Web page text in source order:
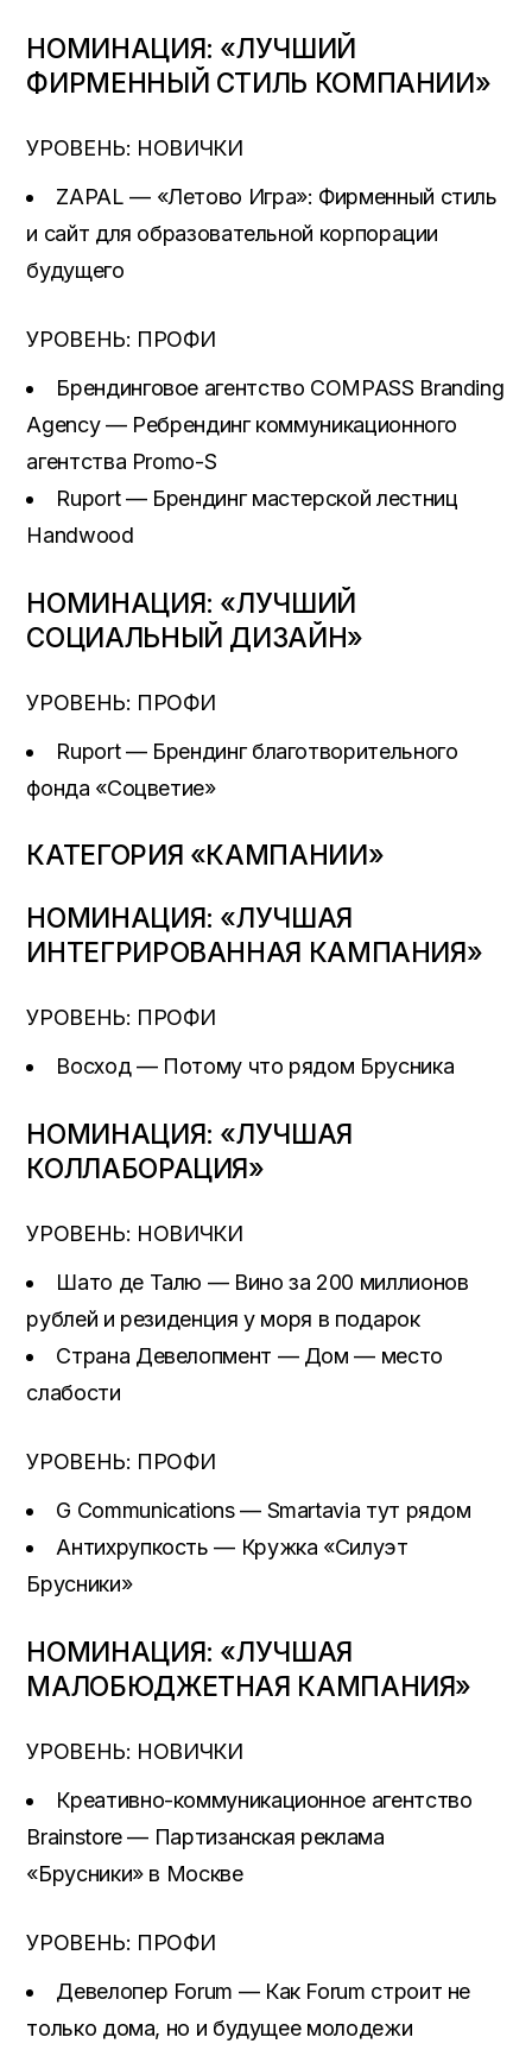
НОМИНАЦИЯ: «ЛУЧШИЙ
ФИРМЕННЫЙ СТИЛЬ КОМПАНИИ»
УРОВЕНЬ: НОВИЧКИ
ZAPAL — «Летово Игра»: Фирменный стиль
и сайт для образовательной корпорации
будущего
УРОВЕНЬ: ПРОФИ
Брендинговое агентство COMPASS Branding
Agency — Ребрендинг коммуникационного
агентства Promo-S
Ruport — Брендинг мастерской лестниц
Handwood
НОМИНАЦИЯ: «ЛУЧШИЙ
СОЦИАЛЬНЫЙ ДИЗАЙН»
УРОВЕНЬ: ПРОФИ
Ruport — Брендинг благотворительного
фонда «Соцветие»
КАТЕГОРИЯ «КАМПАНИИ»
НОМИНАЦИЯ: «ЛУЧШАЯ
ИНТЕГРИРОВАННАЯ КАМПАНИЯ»
УРОВЕНЬ: ПРОФИ
Восход — Потому что рядом Брусника
НОМИНАЦИЯ: «ЛУЧШАЯ
КОЛЛАБОРАЦИЯ»
УРОВЕНЬ: НОВИЧКИ
Шато де Талю — Вино за 200 миллионов
рублей и резиденция у моря в подарок
Страна Девелопмент — Дом — место
слабости
УРОВЕНЬ: ПРОФИ
G Communications — Smartavia тут рядом
Антихрупкость — Кружка «Силуэт
Брусники»
НОМИНАЦИЯ: «ЛУЧШАЯ
МАЛОБЮДЖЕТНАЯ КАМПАНИЯ»
УРОВЕНЬ: НОВИЧКИ
Креативно-коммуникационное агентство
Brainstore — Партизанская реклама
«Брусники» в Москве
УРОВЕНЬ: ПРОФИ
Девелопер Forum — Как Forum строит не
только дома, но и будущее молодежи